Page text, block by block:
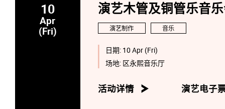
10
Apr
(Fri)
演艺木管及铜管乐音
演艺制作 音乐
日期: 10 Apr (Fri)
场地: 区永熙音乐厅
活动详情 演艺电子